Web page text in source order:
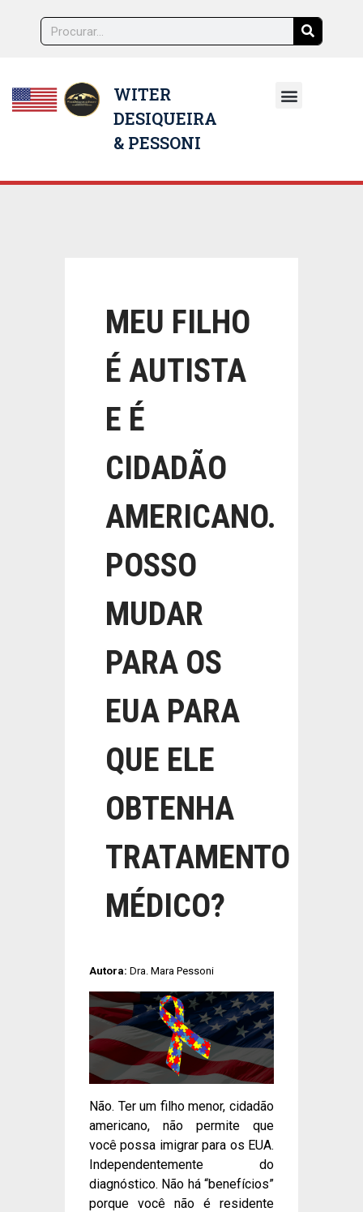
WITER
DESIQUEIRA
& PESSONI
MEU FILHO
É AUTISTA
E É
CIDADÃO
AMERICANO.
POSSO
MUDAR
PARA OS
EUA PARA
QUE ELE
OBTENHA
TRATAMENTO
MÉDICO?
Autora: Dra. Mara Pessoni
Não. Ter um filho menor, cidadão
americano, não permite que
você possa imigrar para os EUA.
Independentemente do
diagnóstico. Não há “benefícios”
porque você não é residente